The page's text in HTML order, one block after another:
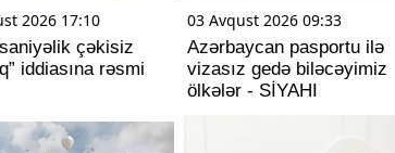
2026 17:10
çəkisiz
iddiasına rəsmi
03 Avqust 2026 09:33
Azərbaycan pasportu ilə
vizasız gedə biləcəyimiz
ölkələr - SİYAHI